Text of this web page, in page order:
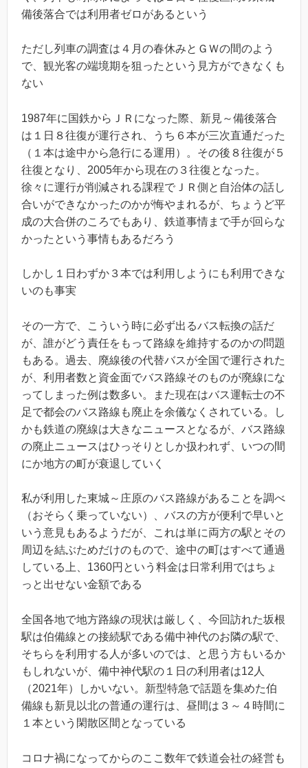
備後落合では利用者ゼロがあるという
ただし列車の調査は４月の春休みとＧＷの間のよう
で、観光客の端境期を狙ったという見方ができなくも
ない
1987年に国鉄からＪＲになった際、新見～備後落合
は１日８往復が運行され、うち６本が三次直通だった
（１本は途中から急行にる運用）。その後８往復が５
往復となり、2005年から現在の３往復となった。
徐々に運行が削減される課程でＪＲ側と自治体の話し
合いができなかったのかが悔やまれるが、ちょうど平
成の大合併のころでもあり、鉄道事情まで手が回らな
かったという事情もあるだろう
しかし１日わずか３本では利用しようにも利用できな
いのも事実
その一方で、こういう時に必ず出るバス転換の話だ
が、誰がどう責任をもって路線を維持するのかの問題
もある。過去、廃線後の代替バスが全国で運行された
が、利用者数と資金面でバス路線そのものが廃線にな
ってしまった例は数多い。また現在はバス運転士の不
足で都会のバス路線も廃止を余儀なくされている。し
かも鉄道の廃線は大きなニュースとなるが、バス路線
の廃止ニュースはひっそりとしか扱われず、いつの間
にか地方の町が衰退していく
私が利用した東城～庄原のバス路線があることを調べ
（おそらく乗っていない）、バスの方が便利で早いと
いう意見もあるようだが、これは単に両方の駅とその
周辺を結ぶためだけのもので、途中の町はすべて通過
している上、1360円という料金は日常利用ではちょ
っと出せない金額である
全国各地で地方路線の現状は厳しく、今回訪れた坂根
駅は伯備線との接続駅である備中神代のお隣の駅で、
そちらを利用する人が多いのでは、と思う方もいるか
もしれないが、備中神代駅の１日の利用者は12人
（2021年）しかいない。新型特急で話題を集めた伯
備線も新見以北の普通の運行は、昼間は３～４時間に
１本という閑散区間となっている
コロナ禍になってからのここ数年で鉄道会社の経営も